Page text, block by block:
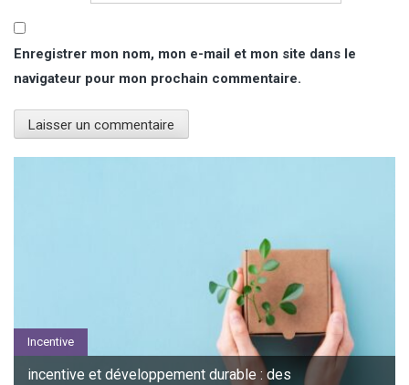
Enregistrer mon nom, mon e-mail et mon site dans le
navigateur pour mon prochain commentaire.
Incentive
incentive et développement durable : des